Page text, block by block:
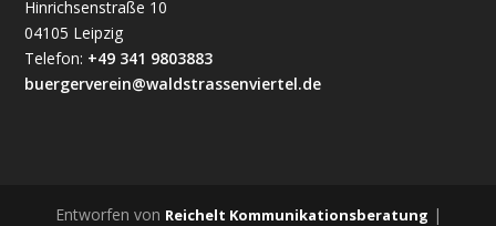
Hinrichsenstraße 10
04105 Leipzig
Telefon: +49 341 9803883
buergerverein@waldstrassenviertel.de
Entworfen von Reichelt Kommunikationsberatung |